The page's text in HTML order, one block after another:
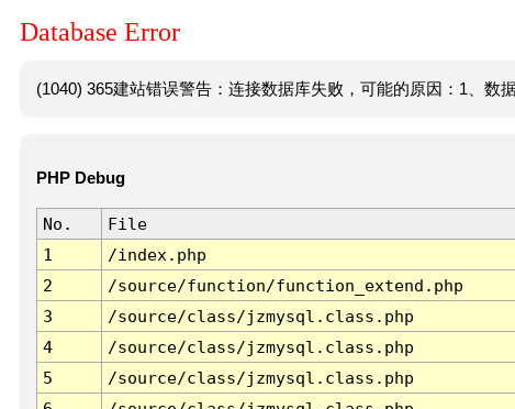
Database Error
(1040) 365建站错误警告：连接数据库失败，可能的原因：1、数
PHP Debug
No. File
1
/index.php
2
/source/function/function_extend.php
3
/source/class/jzmysql.class.php
4
/source/class/jzmysql.class.php
5
/source/class/jzmysql.class.php